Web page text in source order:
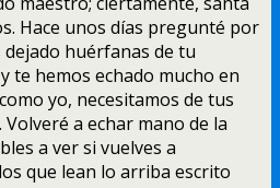
Hace unos días pregunté por
dejado huérfanas de tu
te hemos echado mucho en
yo, necesitamos de tus
a echar mano de la
a ver si vuelves a
que lean lo arriba escrito